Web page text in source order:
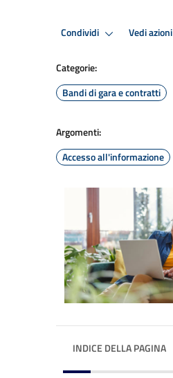
Condividi Vedi azioni
Categorie:
Bandi di gara e contratti
Argomenti:
Accesso all'informazione
INDICE DELLA PAGINA